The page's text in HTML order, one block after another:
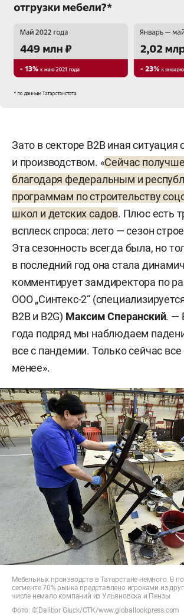
Зато в секторе B2B иная ситуация
и производством. «Сейчас
благодаря федеральным и
программам по строительству
школ и детских садов. Плюс есть
всплеск спроса: лето — сезон
Эта сезонность всегда была, но
в последний год она стала
комментирует замдиректора по
ООО „Синтекс-2“
B2B и B2G) Максим Сперанский. —
года подряд мы наблюдаем
все с пандемии. Только сейчас
менее».
Мебельных производств в Татарстане немного. В
сегменте 70% рынка представлено игроками из
числе немало компаний из Ульяновска и Пензы
Фото: © Dalibor Gluck/CTK/www.globallookpress.com